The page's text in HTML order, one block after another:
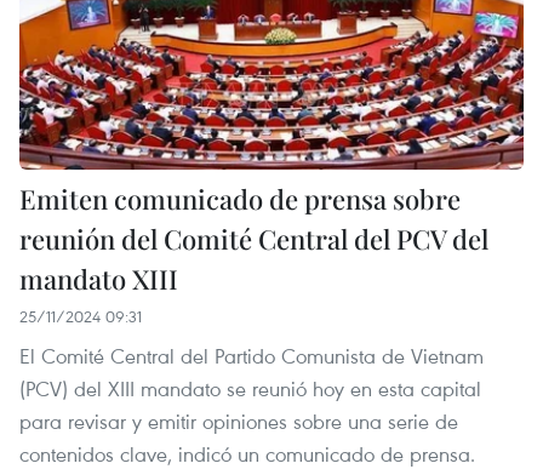
Emiten comunicado de prensa sobre
reunión del Comité Central del PCV del
mandato XIII
25/11/2024 09:31
El Comité Central del Partido Comunista de Vietnam
(PCV) del XIII mandato se reunió hoy en esta capital
para revisar y emitir opiniones sobre una serie de
contenidos clave, indicó un comunicado de prensa.